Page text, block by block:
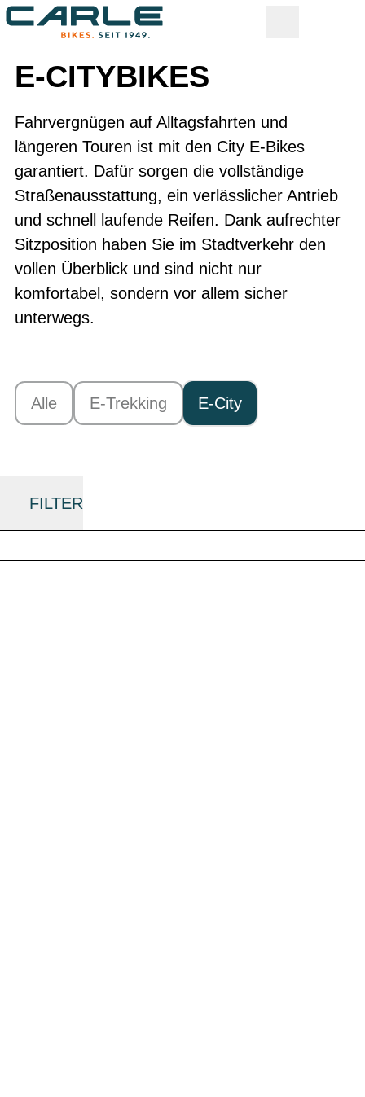
E-CITYBIKES
Fahrvergnügen auf Alltagsfahrten und
längeren Touren ist mit den City E-Bikes
garantiert. Dafür sorgen die vollständige
Straßenausstattung, ein verlässlicher Antrieb
und schnell laufende Reifen. Dank aufrechter
Sitzposition haben Sie im Stadtverkehr den
vollen Überblick und sind nicht nur
komfortabel, sondern vor allem sicher
unterwegs.
Alle E-Trekking E-City
FILTER